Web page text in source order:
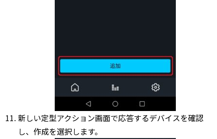
新しい定型アクション画面で応答するデバイスを確認
し、作成を選択します。